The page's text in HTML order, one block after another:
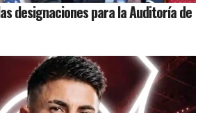
designaciones para la Auditoría de